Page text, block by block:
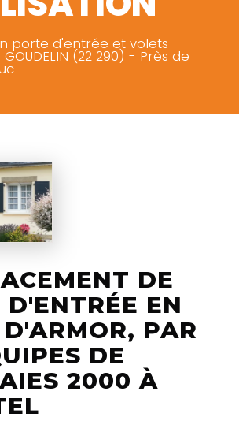
porte d'entrée et volets
(22 290) - Près de
DE
D'ENTRÉE EN
D'ARMOR, PAR
DE
2000 À